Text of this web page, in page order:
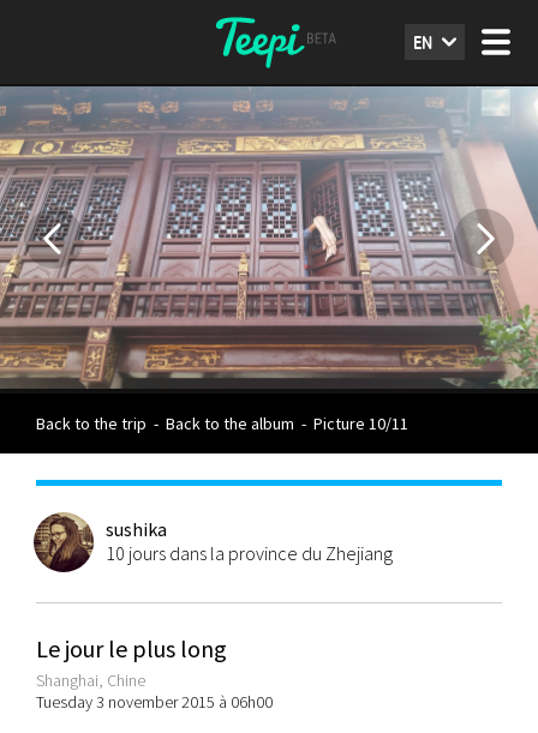
EN
Back to the trip - Back to the album - Picture 10/11
sushika
10 jours dans la province du Zhejiang
Le jour le plus long
Shanghai, Chine
Tuesday 3 november 2015 à 06h00